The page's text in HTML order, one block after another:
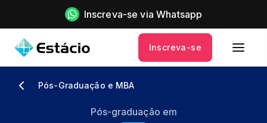
Inscreva-se via Whatsapp
Inscreva-se
Pós-Graduação e MBA
Pós-graduação em